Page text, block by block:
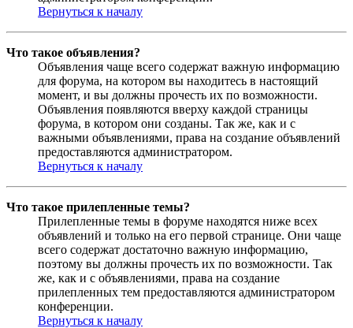
Вернуться к началу
Что такое объявления?
Объявления чаще всего содержат важную информацию
для форума, на котором вы находитесь в настоящий
момент, и вы должны прочесть их по возможности.
Объявления появляются вверху каждой страницы
форума, в котором они созданы. Так же, как и с
важными объявлениями, права на создание объявлений
предоставляются администратором.
Вернуться к началу
Что такое прилепленные темы?
Прилепленные темы в форуме находятся ниже всех
объявлений и только на его первой странице. Они чаще
всего содержат достаточно важную информацию,
поэтому вы должны прочесть их по возможности. Так
же, как и с объявлениями, права на создание
прилепленных тем предоставляются администратором
конференции.
Вернуться к началу